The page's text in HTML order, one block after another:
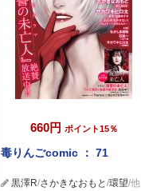
660円 ポイント15％
毒りんごcomic ： 71
黒澤R/さかきなおもと /環望/他